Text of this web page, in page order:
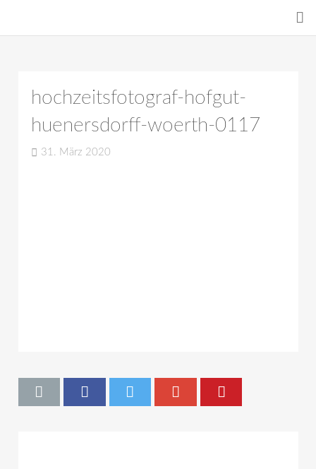
hochzeitsfotograf-hofgut-
huenersdorff-woerth-0117
31. März 2020